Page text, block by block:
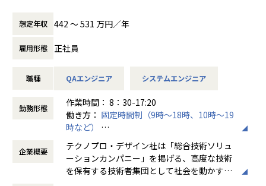
をチーム単位で完結させる体制づくりにも取り組んでいま
す。
業務に慣れてきた段階で、先輩設計者の指示のもと、3Dモデ
ルや図面作成、試作・評価にも段階的に関わっていきます。
術連絡書、仕様書の作成を行います。
い、CATIAや3Dプリンタを活用したモデル作成にも携わりま
【具体的な仕事内容】
・量産ショベルを対象とした構造調査、情報整理
・コストダウン検討に向けた部品・構造の確認、データまと
想定年収 442 〜 531 万円／年
雇用形態 正社員
職種 QAエンジニア システムエンジニア
勤務形態
作業時間： 8：30-17:20
働き方： 固定時間制（9時～18時、10時～19
時など）
時間外労働の有無： 有（月平均20時間）
休憩時間： 60分
企業概要
テクノプロ・デザイン社は「総合技術ソリュ
ーションカンパニー」を掲げる、高度な技術
を保有する技術者集団として社会を動かすこ